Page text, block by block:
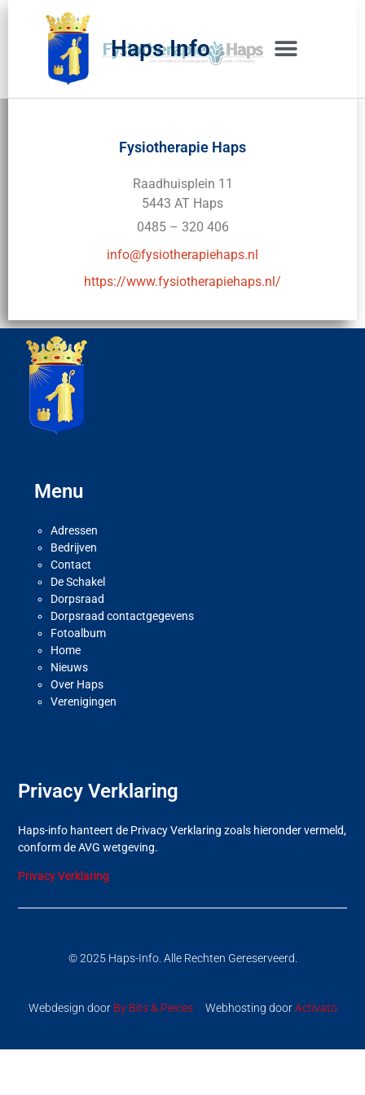
Haps Info
Fysiotherapie Haps
Raadhuisplein 11
5443 AT Haps
0485 – 320 406
info@fysiotherapiehaps.nl
https://www.fysiotherapiehaps.nl/
Menu
Adressen
Bedrijven
Contact
De Schakel
Dorpsraad
Dorpsraad contactgegevens
Fotoalbum
Home
Nieuws
Over Haps
Verenigingen
Privacy Verklaring
Haps-info hanteert de Privacy Verklaring zoals hieronder vermeld,
conform de AVG wetgeving.
Privacy Verklaring
© 2025 Haps-Info. Alle Rechten Gereserveerd.
Webdesign door By Bits & PiecesWebhosting doorActivato